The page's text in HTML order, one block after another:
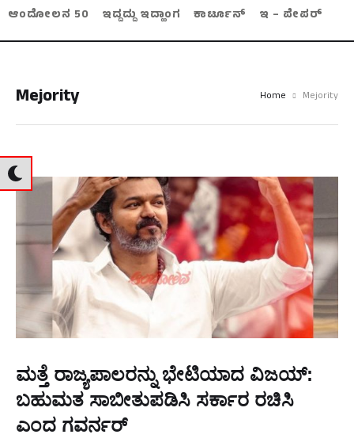
ಆಂದೋಲನ 50
ಇದ್ದದ್ದು ಇದ್ಹಾಂಗ ಕಾರ್ಟೂನ್ ಇ – ಪೇಪರ್
Mejority Home Mejority
ಮತ್ತೆ ರಾಜ್ಯಪಾಲರನ್ನು ಭೇಟಿಯಾದ ವಿಜಯ್:‌
ಬಹುಮತ ಸಾಬೀತುಪಡಿಸಿ ಸರ್ಕಾರ ರಚಿಸಿ
ಎಂದ ಗವರ್ನರ್‌